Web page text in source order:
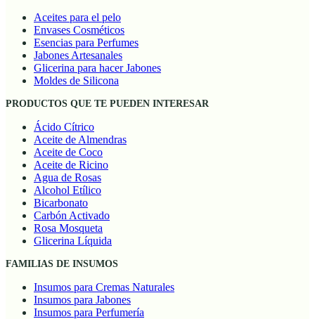
Aceites para el pelo
Envases Cosméticos
Esencias para Perfumes
Jabones Artesanales
Glicerina para hacer Jabones
Moldes de Silicona
PRODUCTOS QUE TE PUEDEN INTERESAR
Ácido Cítrico
Aceite de Almendras
Aceite de Coco
Aceite de Ricino
Agua de Rosas
Alcohol Etílico
Bicarbonato
Carbón Activado
Rosa Mosqueta
Glicerina Líquida
FAMILIAS DE INSUMOS
Insumos para Cremas Naturales
Insumos para Jabones
Insumos para Perfumería